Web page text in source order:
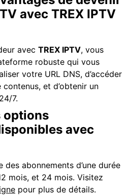
avec TREX IPTV
avec TREX IPTV, vous
robuste qui vous
votre URL DNS, d’accéder
et d’obtenir un
7.
options
avec
des abonnements d’une durée
mois, et 24 mois. Visitez
pour plus de détails.